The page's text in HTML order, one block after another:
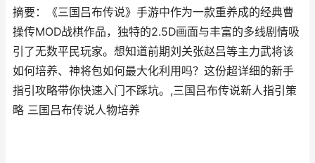
摘要：《三国吕布传说》手游中作为一款重养成的经典曹
操传MOD战棋作品，独特的2.5D画面与丰富的多线剧情吸
引了无数平民玩家。想知道前期刘关张赵吕等主力武将该
如何培养、神将包如何最大化利用吗？这份超详细的新手
指引攻略带你快速入门不踩坑。,三国吕布传说新人指引策
略 三国吕布传说人物培养